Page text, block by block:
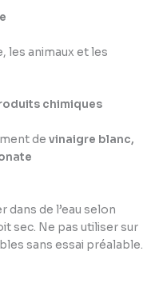
les animaux et les
chimiques
devinaigre blanc,
de l’eau selon
sec. Ne pas utiliser sur
sans essai préalable.